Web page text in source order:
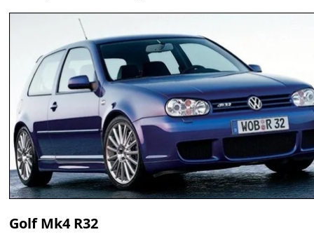
Golf Mk4 R32